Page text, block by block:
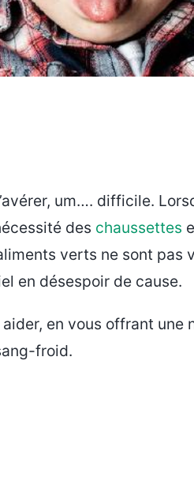
um…. difficile.
des chaussettes
verts ne sont
en désespoir de cause.
en vous offrant
froid.